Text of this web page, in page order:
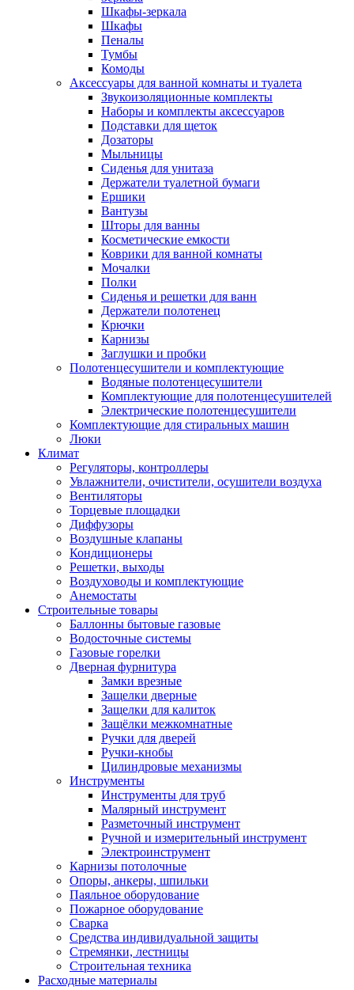
Шкафы-зеркала
Шкафы
Пеналы
Тумбы
Комоды
Аксессуары для ванной комнаты и туалета
Звукоизоляционные комплекты
Наборы и комплекты аксессуаров
Подставки для щеток
Дозаторы
Мыльницы
Сиденья для унитаза
Держатели туалетной бумаги
Ершики
Вантузы
Шторы для ванны
Косметические емкости
Коврики для ванной комнаты
Мочалки
Полки
Сиденья и решетки для ванн
Держатели полотенец
Крючки
Карнизы
Заглушки и пробки
Полотенцесушители и комплектующие
Водяные полотенцесушители
Комплектующие для полотенцесушителей
Электрические полотенцесушители
Комплектующие для стиральных машин
Люки
Климат
Регуляторы, контроллеры
Увлажнители, очистители, осушители воздуха
Вентиляторы
Торцевые площадки
Диффузоры
Воздушные клапаны
Кондиционеры
Решетки, выходы
Воздуховоды и комплектующие
Анемостаты
Строительные товары
Баллонны бытовые газовые
Водосточные системы
Газовые горелки
Дверная фурнитура
Замки врезные
Защелки дверные
Защелки для калиток
Защёлки межкомнатные
Ручки для дверей
Ручки-кнобы
Цилиндровые механизмы
Инструменты
Инструменты для труб
Малярный инструмент
Разметочный инструмент
Ручной и измерительный инструмент
Электроинструмент
Карнизы потолочные
Опоры, анкеры, шпильки
Паяльное оборудование
Пожарное оборудование
Сварка
Средства индивидуальной защиты
Стремянки, лестницы
Строительная техника
Расходные материалы